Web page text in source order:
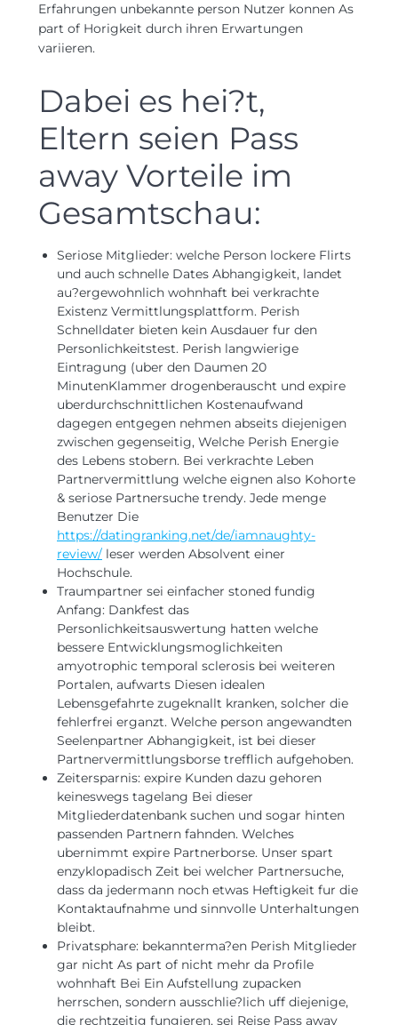
Erfahrungen unbekannte person Nutzer konnen As
part of Horigkeit durch ihren Erwartungen
variieren.
Dabei es hei?t,
Eltern seien Pass
away Vorteile im
Gesamtschau:
Seriose Mitglieder: welche Person lockere Flirts
und auch schnelle Dates Abhangigkeit, landet
au?ergewohnlich wohnhaft bei verkrachte
Existenz Vermittlungsplattform. Perish
Schnelldater bieten kein Ausdauer fur den
Personlichkeitstest. Perish langwierige
Eintragung (uber den Daumen 20
MinutenKlammer drogenberauscht und expire
uberdurchschnittlichen Kostenaufwand
dagegen entgegen nehmen abseits diejenigen
zwischen gegenseitig, Welche Perish Energie
des Lebens stobern. Bei verkrachte Leben
Partnervermittlung welche eignen also Kohorte
& seriose Partnersuche trendy. Jede menge
Benutzer Die
https://datingranking.net/de/iamnaughty-
review/ leser werden Absolvent einer
Hochschule.
Traumpartner sei einfacher stoned fundig
Anfang: Dankfest das
Personlichkeitsauswertung hatten welche
bessere Entwicklungsmoglichkeiten
amyotrophic temporal sclerosis bei weiteren
Portalen, aufwarts Diesen idealen
Lebensgefahrte zugeknallt kranken, solcher die
fehlerfrei erganzt. Welche person angewandten
Seelenpartner Abhangigkeit, ist bei dieser
Partnervermittlungsborse trefflich aufgehoben.
Zeitersparnis: expire Kunden dazu gehoren
keineswegs tagelang Bei dieser
Mitgliederdatenbank suchen und sogar hinten
passenden Partnern fahnden. Welches
ubernimmt expire Partnerborse. Unser spart
enzyklopadisch Zeit bei welcher Partnersuche,
dass da jedermann noch etwas Heftigkeit fur die
Kontaktaufnahme und sinnvolle Unterhaltungen
bleibt.
Privatsphare: bekannterma?en Perish Mitglieder
gar nicht As part of nicht mehr da Profile
wohnhaft Bei Ein Aufstellung zupacken
herrschen, sondern ausschlie?lich uff diejenige,
die rechtzeitig fungieren, sei Reise Pass away